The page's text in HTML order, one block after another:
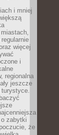
i mniej
miastach,
więcej
i
regionalna
jeszcze
turystyce.
zabytki
że